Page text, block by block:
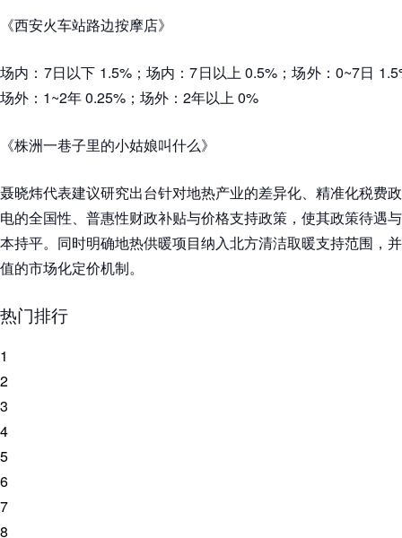
《西安火车站路边按摩店》
场内：7日以下 1.5%；场内：7日以上 0.5%；场外：0~7日
场外：1~2年 0.25%；场外：2年以上 0%
《株洲一巷子里的小姑娘叫什么》
聂晓炜代表建议研究出台针对地热产业的差异化、精准化税费
电的全国性、普惠性财政补贴与价格支持政策，使其政策待遇
本持平。同时明确地热供暖项目纳入北方清洁取暖支持范围，
值的市场化定价机制。
热门排行
1
2
3
4
5
6
7
8